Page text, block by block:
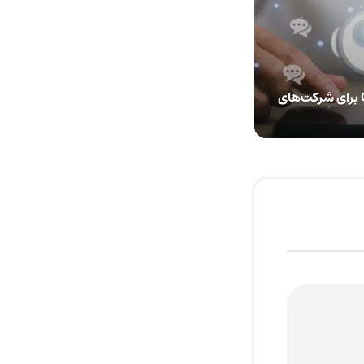
انتشار نسخه‌ای از ChatGPT برای شرکت‌های